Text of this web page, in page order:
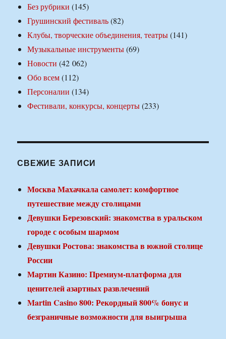
Без рубрики (145)
Грушинский фестиваль(82)
Клубы, творческие объединения, театры(141)
Музыкальные инструменты(69)
Новости (42 062)
Обо всем(112)
Персоналии (134)
Фестивали, конкурсы, концерты(233)
СВЕЖИЕ ЗАПИСИ
Москва Махачкала самолет: комфортное
путешествие между столицами
Девушки Березовский: знакомства в уральском
городе с особым шармом
Девушки Ростова: знакомства в южной столице
России
Мартин Казино: Премиум-платформа для
ценителей азартных развлечений
Martin Casino 800: Рекордный 800% бонус и
безграничные возможности для выигрыша